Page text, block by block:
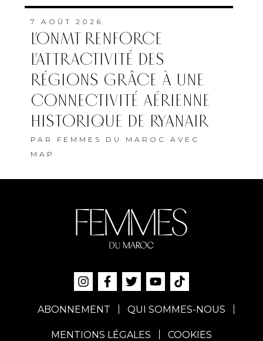
7 AOÛT 2026
L’ONMT RENFORCE
L’ATTRACTIVITÉ DES
RÉGIONS GRÂCE À UNE
CONNECTIVITÉ AÉRIENNE
HISTORIQUE DE RYANAIR
PAR FEMMES DU MAROC AVEC
MAP
ABONNEMENT QUI SOMMES-NOUS
MENTIONS LÉGALES COOKIES